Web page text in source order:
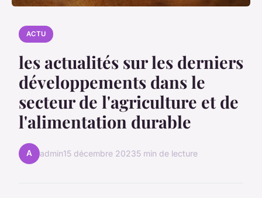
ACTU
les actualités sur les derniers
développements dans le
secteur de l'agriculture et de
l'alimentation durable
A admin15 décembre 20235 min de lecture